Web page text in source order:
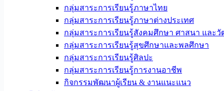
กลุ่มสาระการเรียนรู้ภาษาไทย
กลุ่มสาระการเรียนรู้ภาษาต่างประเทศ
กลุ่มสาระการเรียนรู้สังคมศึกษา ศาสนา และ
กลุ่มสาระการเรียนรู้สุขศึกษาและพลศึกษา
กลุ่มสาระการเรียนรู้ศิลปะ
กลุ่มสาระการเรียนรู้การงานอาชีพ
กิจกรรมพัฒนาผู้เรียน & งานแนะแนว